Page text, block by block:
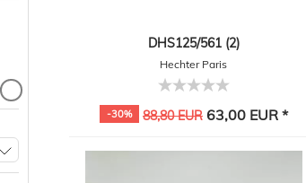
DHS125/561 (2)
Hechter Paris
-30% 88,80 EUR63,00 EUR *